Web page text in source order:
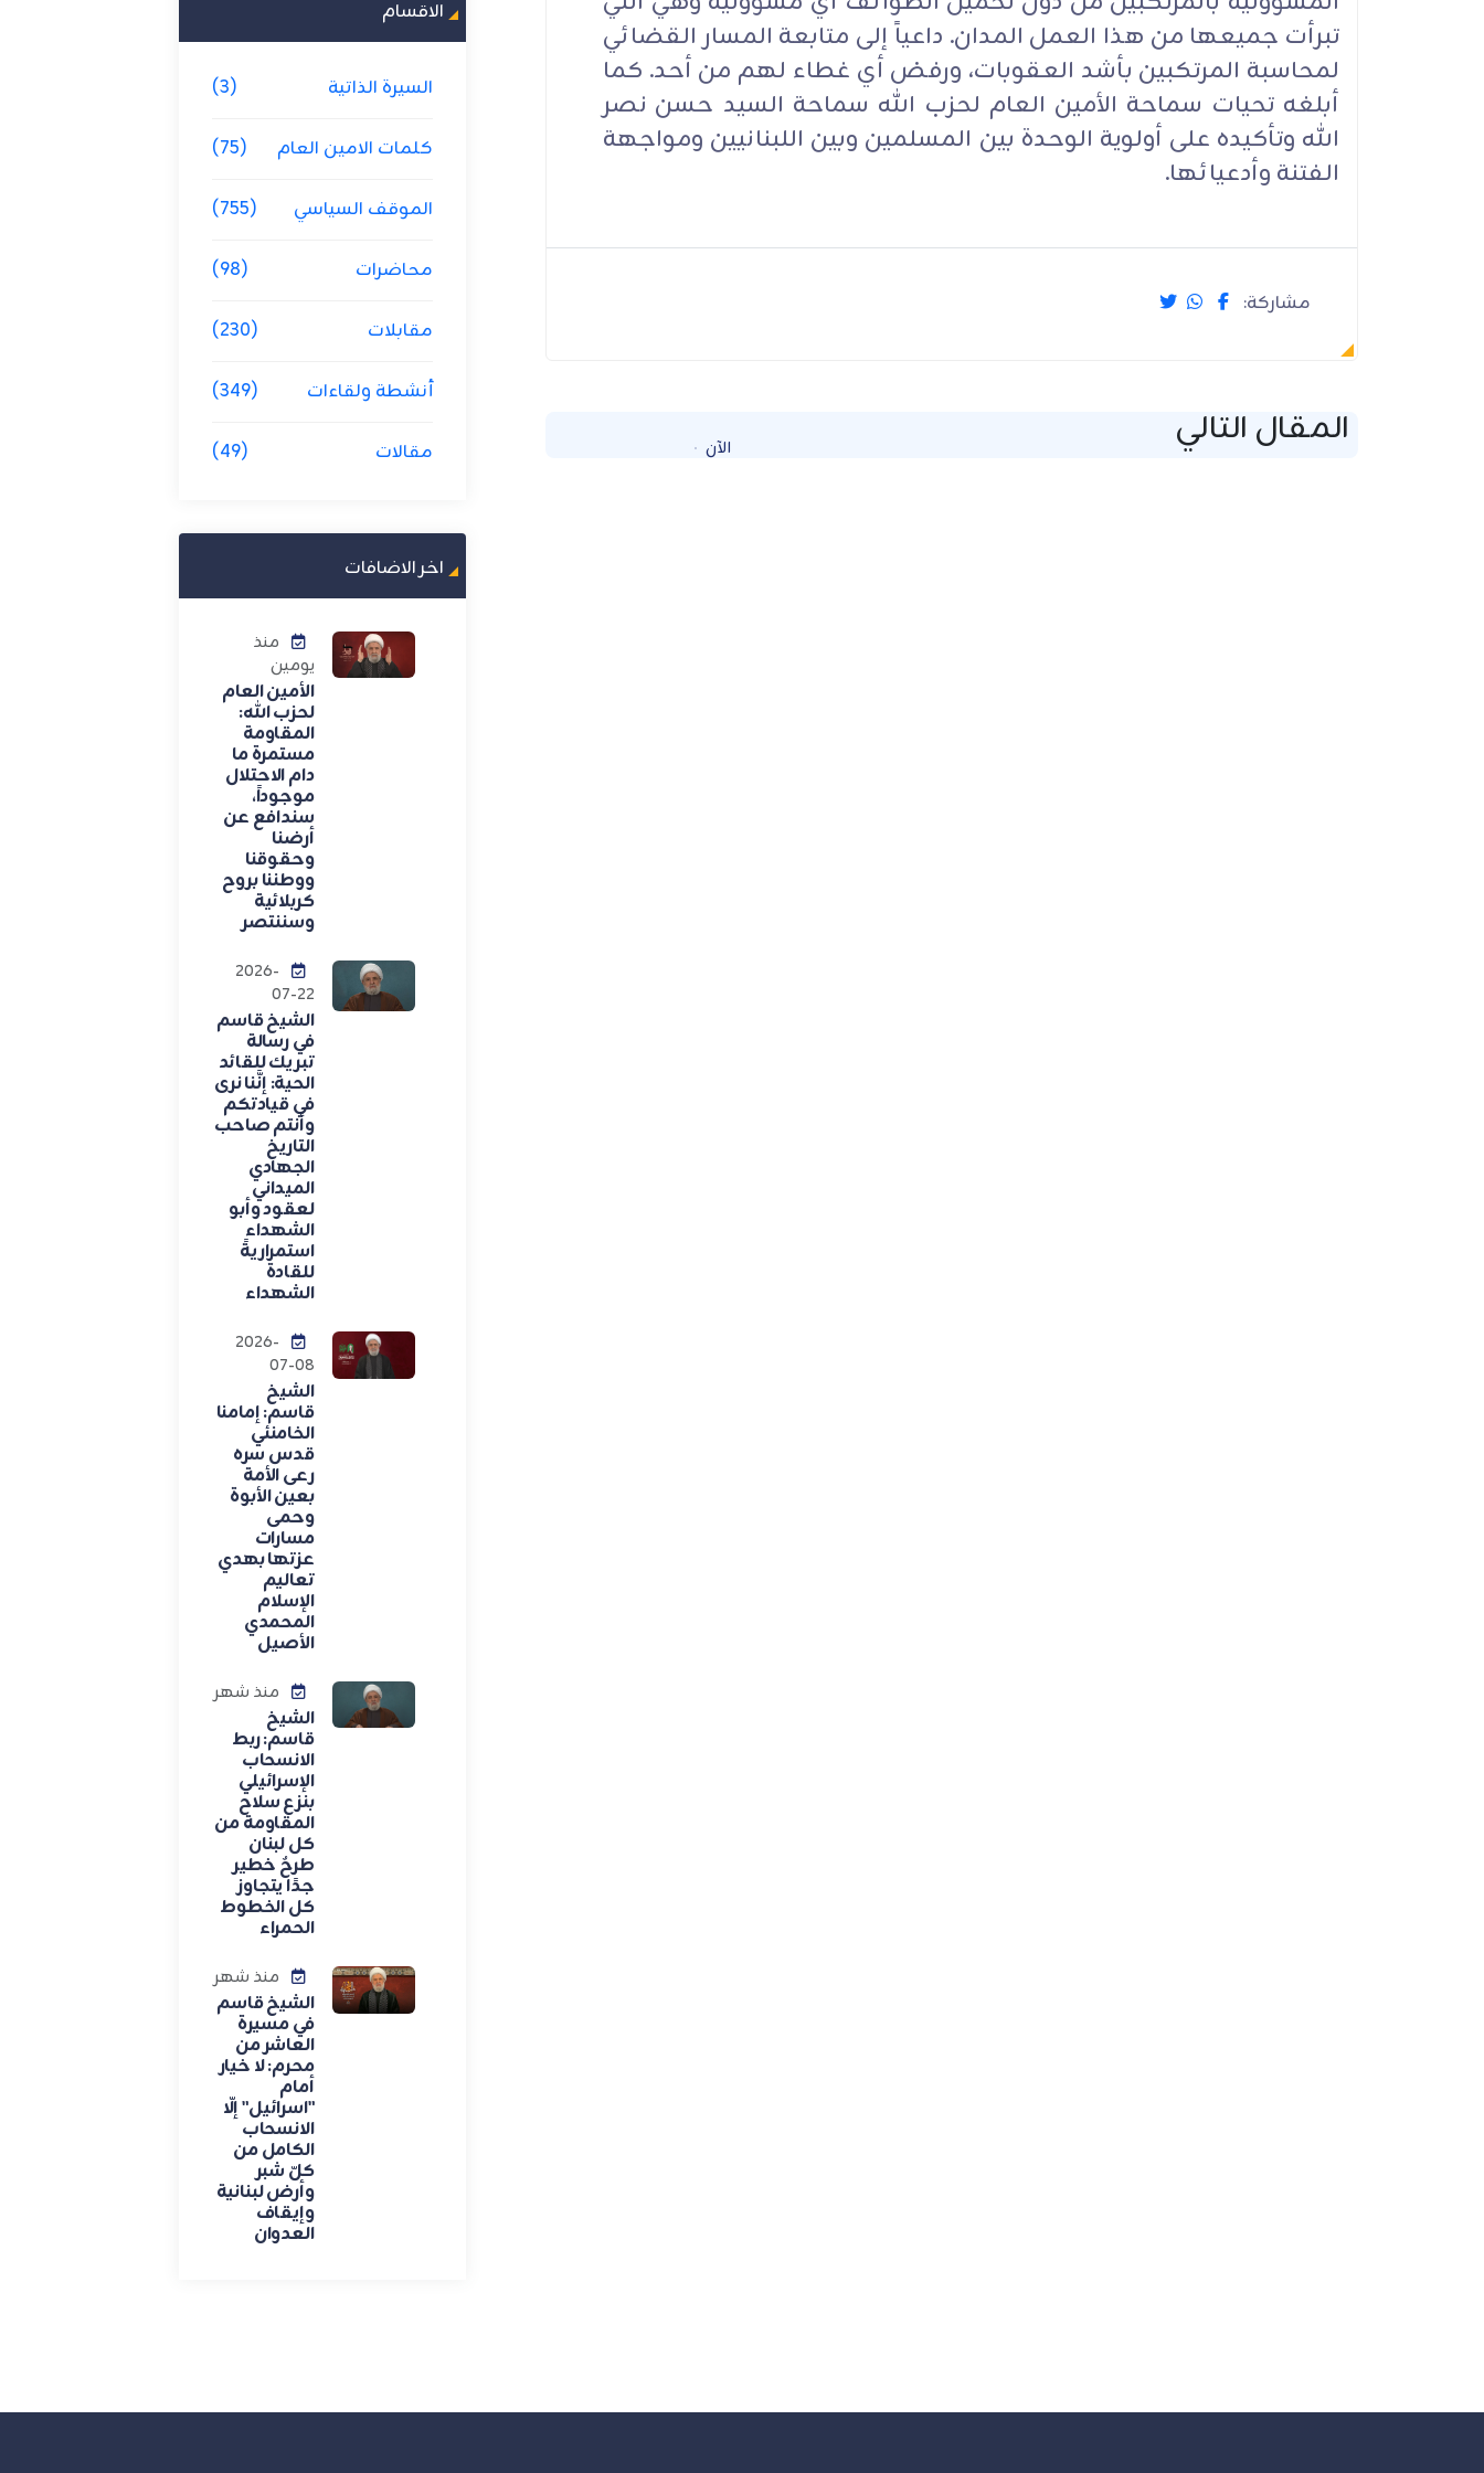
تبرأت جميعها من هذا العمل المدان. داعياً إلى متابعة المسار القضائي
لمحاسبة المرتكبين بأشد العقوبات، ورفض أي غطاء لهم من أحد. كما
أبلغه تحيات سماحة الأمين العام لحزب الله سماحة السيد حسن نصر
الله وتأكيده على أولوية الوحدة بين المسلمين وبين اللبنانيين ومواجهة
الفتنة وأدعيائها.
مشاركة:
المقال التالي الآن Loading...
الاقسام
السيرة الذاتية (3)
كلمات الامين العام (75)
الموقف السياسي (755)
محاضرات (98)
مقابلات (230)
أنشطة ولقاءات (349)
مقالات (49)
اخر الاضافات
منذ
يومين
الأمين العام
لحزب الله:
المقاومة
مستمرة ما
دام الاحتلال
موجوداً،
سندافع عن
أرضنا
وحقوقنا
ووطننا بروح
كربلائية
وسننتصر
2026-
07-22
الشيخ قاسم
في رسالة
تبريك للقائد
الحية: إنَّنا نرى
في قيادتكم
وأنتم صاحب
التاريخ
الجهادي
الميداني
لعقود وأبو
الشهداء
استمراريةً
للقادة
الشهداء
2026-
07-08
الشيخ
قاسم: إمامنا
الخامنئي
قدس سره
رعى الأمة
بعين الأبوة
وحمى
مسارات
عزتها بهدي
تعاليم
الإسلام
المحمدي
الأصيل
منذ شهر
الشيخ
قاسم: ربط
الانسحاب
الإسرائيلي
بنزع سلاح
المقاومة من
كل لبنان
طرحٌ خطير
جدًا يتجاوز
كل الخطوط
الحمراء
منذ شهر
الشيخ قاسم
في مسيرة
العاشر من
محرم: لا خيار
أمام
"اسرائيل" إلّا
الانسحاب
الكامل من
كلّ شبر
وأرض لبنانية
وإيقاف
العدوان